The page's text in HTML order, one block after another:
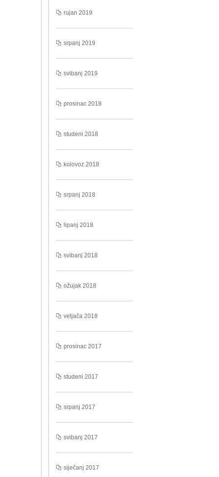
rujan 2019
srpanj 2019
svibanj 2019
prosinac 2018
studeni 2018
kolovoz 2018
srpanj 2018
lipanj 2018
svibanj 2018
ožujak 2018
veljača 2018
prosinac 2017
studeni 2017
srpanj 2017
svibanj 2017
siječanj 2017